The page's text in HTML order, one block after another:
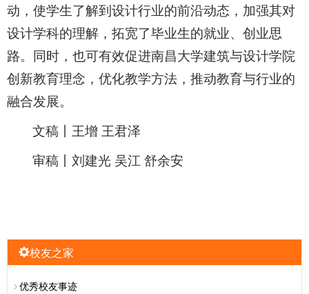
动，使学生了解到设计行业的前沿动态，加强其对
设计学科的理解，拓宽了毕业生的就业、创业思
路。同时，也可有效促进南昌大学建筑与设计学院
创新教育理念，优化教学方法，推动教育与行业的
融合发展。
文稿丨王增 王君泽
审稿丨刘建光 吴江 舒余安
校友之家
优秀校友事迹